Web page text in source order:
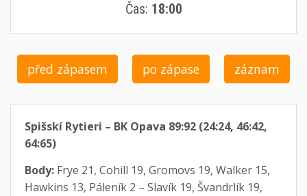
Čas: 18:00
před zápasem po zápase záznam
Spišskí Rytieri – BK Opava 89:92 (24:24, 46:42,
64:65)
Body:Frye 21, Cohill 19, Gromovs 19, Walker 15,
Hawkins 13, Páleník 2 – Slavík 19, Švandrlík 19,